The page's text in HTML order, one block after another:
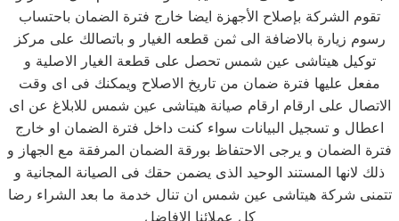
تقوم الشركة بإصلاح الأجهزة ايضا خارج فترة الضمان باحتساب
رسوم زيارة بالاضافة الى ثمن قطعه الغيار و باتصالك على مركز
توكيل هيتاشى عين شمس تحصل على قطعة الغيار الاصلية و
مفعل عليها فترة ضمان من تاريخ الاصلاح ويمكنك فى اى وقت
الاتصال على ارقام ارقام صيانة هيتاشى عين شمس للابلاغ عن اى
اعطال و تسجيل البيانات سواء كنت داخل فترة الضمان او خارج
فترة الضمان و يرجى الاحتفاظ بورقة الضمان المرفقة مع الجهاز و
ذلك لانها المستند الوحيد الذى يضمن حقك فى الصيانة المجانية و
تتمنى شركة هيتاشى عين شمس ان تنال خدمة ما بعد الشراء رضا
كل عملائنا الافاضل